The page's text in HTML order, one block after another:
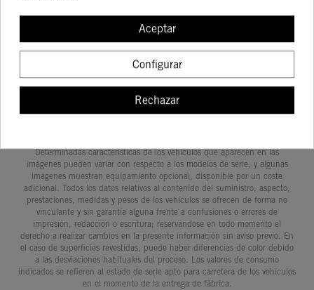
R RALLY
COMPRAR COMPRAR COMPRAR
MUELLE
EXC
Determinadas características de los vehículos que aparecen en las
imágenes pueden variar con respecto a los modelos de serie, y algunas
imágenes muestran equipamiento opcional, disponible por un coste
adicional. Todos los datos relativos al contenido del suministro, aspecto,
prestaciones, medidas y pesos de los vehículos se ofrecen de forma no
vinculante y sin garantía alguna frente a confusiones o errores de
impresión, redacción o escritura; reservándose en todo momento el
derecho a realizar cambios en la presente información sin aviso previo. En
el caso de superficies revestidas, puede haber diferencias de color debido
a las desviaciones habituales del proceso. Los valores de consumo
indicados se refieren al estado de serie apto para carretera de los vehículos
en el momento de la entrega de fábrica.
Aceptar
Configurar
Rechazar